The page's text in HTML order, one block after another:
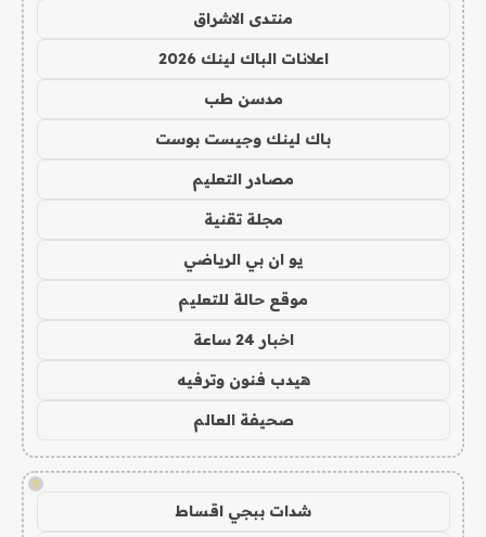
منتدى الاشراق
اعلانات الباك لينك 2026
مدسن طب
باك لينك وجيست بوست
مصادر التعليم
مجلة تقنية
يو ان بي الرياضي
موقع حالة للتعليم
اخبار 24 ساعة
هيدب فنون وترفيه
صحيفة العالم
!
شدات ببجي اقساط